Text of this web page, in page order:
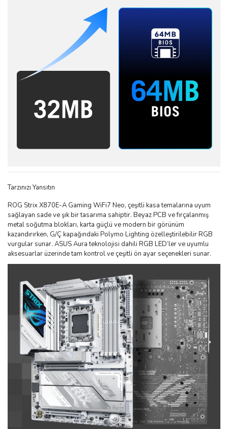
Tarzınızı Yansıtın
ROG Strix X870E-A Gaming WiFi7 Neo, çeşitli kasa temalarına uyum
sağlayan sade ve şık bir tasarıma sahiptir. Beyaz PCB ve fırçalanmış
metal soğutma blokları, karta güçlü ve modern bir görünüm
kazandırırken, G/Ç kapağındaki Polymo Lighting özelleştirilebilir RGB
vurgular sunar. ASUS Aura teknolojisi dahili RGB LED’ler ve uyumlu
aksesuarlar üzerinde tam kontrol ve çeşitli ön ayar seçenekleri sunar.